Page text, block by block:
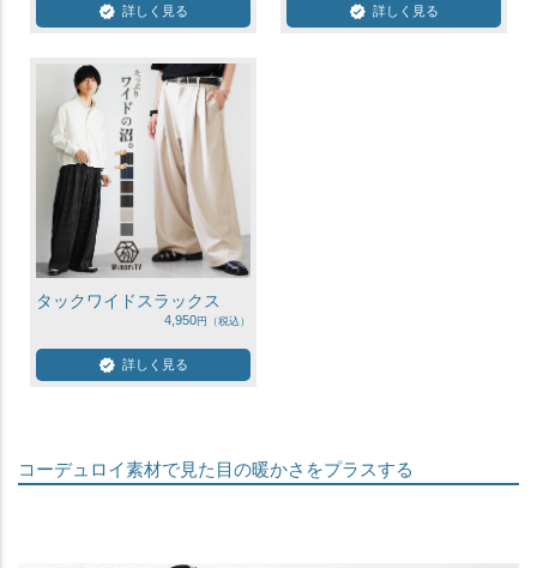
詳しく見る 詳しく見る
タックワイドスラックス
4,950
詳しく見る
コーデュロイ素材で見た目の暖かさをプラスする